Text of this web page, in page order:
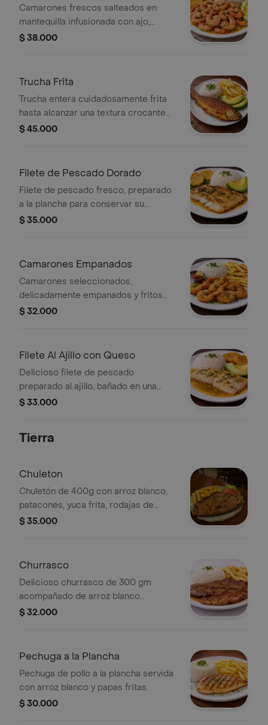
Camarones frescos salteados en
mantequilla infusionada con ajo,
delicadamente sazonados y
y papas doradas, creando una
del mar
$ 38.000
Trucha Frita
Trucha entera cuidadosamente frita
hasta alcanzar una textura crocante
por fuera y jugosa en su interior.
aguacate que equilibra
$ 45.000
Filete de Pescado Dorado
Filete de pescado fresco, preparado
a la plancha para conservar su
jugosidad y sabor natural.
para una opción ligera y deliciosa.
$ 35.000
Camarones Empanados
Camarones seleccionados,
delicadamente empanados y fritos
hasta lograr una textura dorada y
esponjoso, papas a la francesa
$ 32.000
Filete Al Ajillo con Queso
Delicioso filete de pescado
preparado al ajillo, bañado en una
suave salsa de ajo y cubierto con
una fresca porción de aguacate.
$ 33.000
Tierra
Chuleton
Chuletón de 400g con arroz blanco,
patacones, yuca frita, rodajas de
tomate y lechuga.
$ 35.000
Churrasco
Delicioso churrasco de 300 gm
acompañado de arroz blanco
acompañamiento del día
$ 32.000
Pechuga a la Plancha
Pechuga de pollo a la plancha servida
con arroz blanco y papas fritas.
$ 30.000